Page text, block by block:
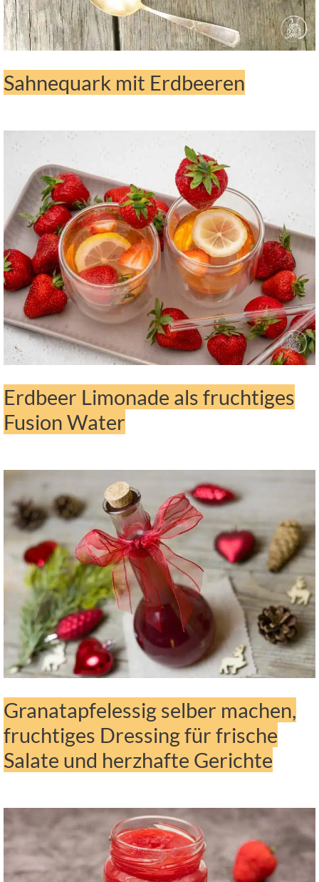
Sahnequark mit Erdbeeren
Erdbeer Limonade als fruchtiges
Fusion Water
Granatapfelessig selber machen,
fruchtiges Dressing für frische
Salate und herzhafte Gerichte